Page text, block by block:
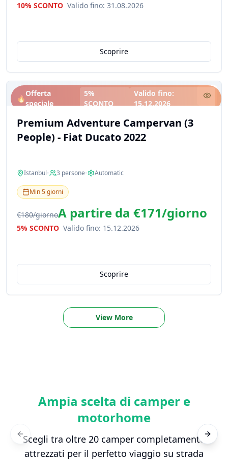
10% SCONTO Valido fino: 31.08.2026
Scoprire
🔥
Offerta
speciale
5%
SCONTO
Valido fino:
15.12.2026
Premium Adventure Campervan (3
People) - Fiat Ducato 2022
Istanbul• 3 persone• Automatic
Min5giorni
€180/giornoA partire da €171/giorno
5% SCONTO Valido fino: 15.12.2026
Scoprire
View More
Ampia scelta di camper e
motorhome
Scegli tra oltre 20 camper completamente
attrezzati per il perfetto viaggio su strada
Previous slide Next